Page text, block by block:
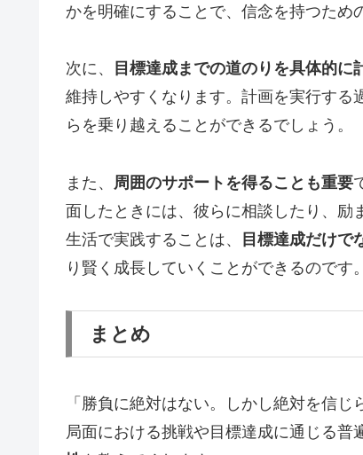
かを明確にすることで、信念を持つため
次に、 目標達成までの道のりを具体的に
維持しやすくなります。計画を実行す
らを乗り越えることができるでしょう。
また、 周囲のサポートを得ることも重要
面したときには、彼らに相談したり、励
生活で実践することは、
目標達成だけで
り賢く成長していくことができるのです。
まとめ
「勝負に絶対はない。しかし絶対を信
局面における挑戦や目標達成に通じる普